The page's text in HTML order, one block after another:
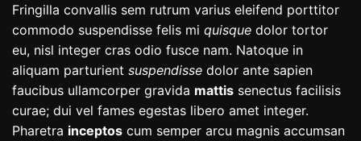
Fringilla convallis sem rutrum varius eleifend porttitor
commodo suspendisse felis mi quisque dolor tortor
eu, nisl integer cras odio fusce nam. Natoque in
aliquam parturient suspendisse dolor ante sapien
faucibus ullamcorper gravida mattis senectus facilisis
curae; dui vel fames egestas libero amet integer.
Pharetra inceptos cum semper arcu magnis accumsan